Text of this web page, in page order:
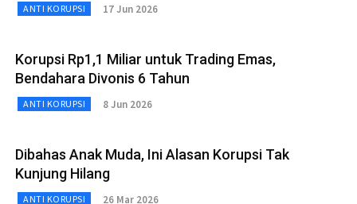
ANTI KORUPSI 17 Jun 2026
Korupsi Rp1,1 Miliar untuk Trading Emas,
Bendahara Divonis 6 Tahun
ANTI KORUPSI 8 Jun 2026
Dibahas Anak Muda, Ini Alasan Korupsi Tak
Kunjung Hilang
ANTI KORUPSI 26 Mar 2026